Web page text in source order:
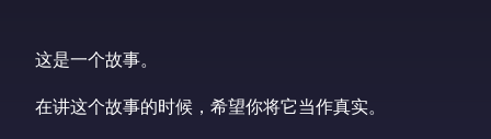
这是一个故事。
在讲这个故事的时候，希望你将它当作真实。